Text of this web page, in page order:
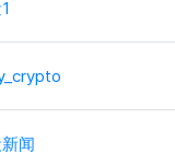
闻